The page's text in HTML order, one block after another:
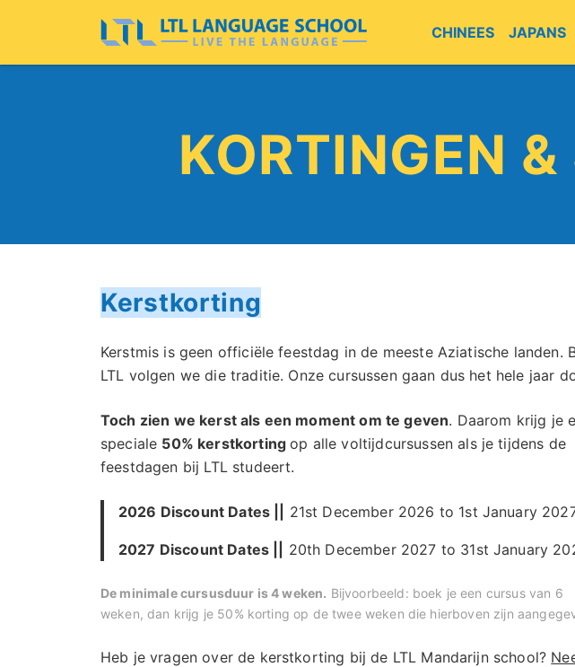
CHINEES JAPANS
KORTINGEN
Kerstkorting
Kerstmis is geen officiële feestdag in de meeste Aziatische landen.
LTL volgen we die traditie. Onze cursussen gaan dus het hele jaar
Toch zien we kerst als een moment om te geven. Daarom krijg je
speciale 50% kerstkortingop alle voltijdcursussen als je tijdens de
feestdagen bij LTL studeert.
2026 Discount Dates || 21st December 2026 to 1st January
2027 Discount Dates || 20th December 2027 to 31st January
De minimale cursusduur is 4 weken. Bijvoorbeeld: boek je een cursus van 6
weken, dan krijg je 50% korting op de twee weken die hierboven zijn
Heb je vragen over de kerstkorting bij de LTL Mandarijn school?